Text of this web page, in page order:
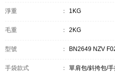
淨重 ： 1KG
毛重 ： 2KG
型號 ： BN2649 NZV
手袋款式 ： 單肩包/斜挎包/